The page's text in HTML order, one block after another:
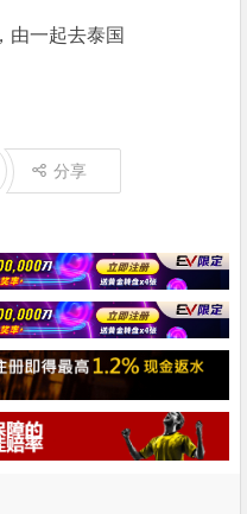
由一起去泰国
分享